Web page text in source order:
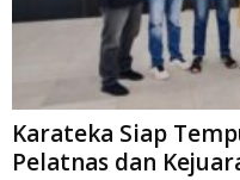
Karateka Siap
Pelatnas dan